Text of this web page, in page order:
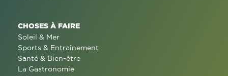
CHOSES À FAIRE
Soleil & Mer
Sports & Entraînement
Santé & Bien-être
La Gastronomie